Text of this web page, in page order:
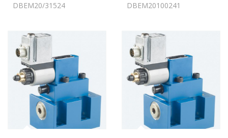
DBEM20/31524 DBEM20100241